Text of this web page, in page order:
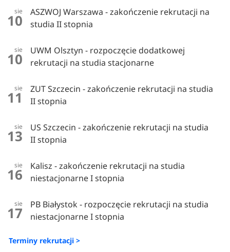
sie
10
ASZWOJ Warszawa - zakończenie rekrutacji na
studia II stopnia
sie
10
UWM Olsztyn - rozpoczęcie dodatkowej
rekrutacji na studia stacjonarne
sie
11
ZUT Szczecin - zakończenie rekrutacji na studia
II stopnia
sie
13
US Szczecin - zakończenie rekrutacji na studia
II stopnia
sie
16
Kalisz - zakończenie rekrutacji na studia
niestacjonarne I stopnia
sie
17
PB Białystok - rozpoczęcie rekrutacji na studia
niestacjonarne I stopnia
Terminy rekrutacji >